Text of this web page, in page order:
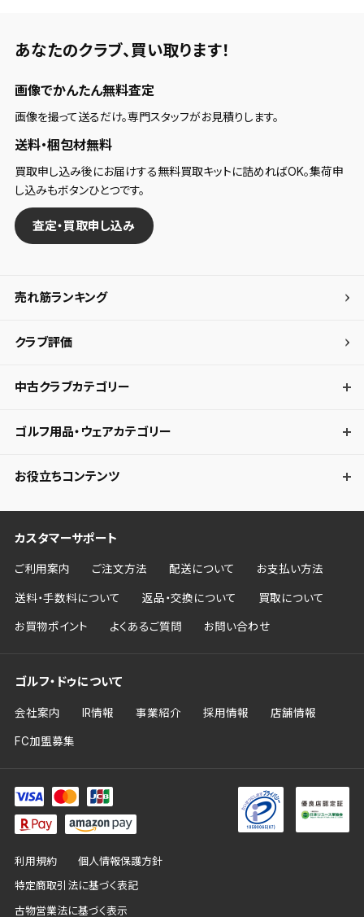
あなたのクラブ、 買い取ります！
画像でかんたん無料査定
画像を撮って送るだけ。専門スタッフがお見積りします。
送料・梱包材無料
買取申し込み後にお届けする無料買取キットに詰めればOK。集荷申
し込みもボタンひとつです。
査定・買取申し込み
売れ筋ランキング
クラブ評価
中古クラブカテゴリー
ゴルフ用品・ウェアカテゴリー
お役立ちコンテンツ
カスタマーサポート
ご利用案内 ご注文方法 配送について お支払い方法
送料・手数料について 返品・交換について 買取について
お買物ポイント よくあるご質問 お問い合わせ
ゴルフ・ドゥについて
会社案内 IR情報 事業紹介 採用情報 店舗情報
FC加盟募集
利用規約 個人情報保護方針
特定商取引法に基づく表記
古物営業法に基づく表示